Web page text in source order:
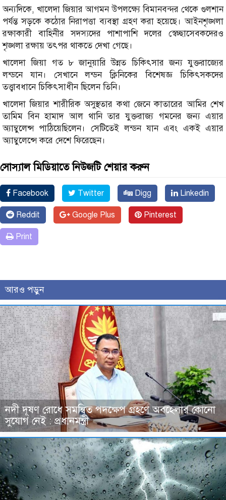
অন্যদিকে, খালেদা জিয়ার আগমন উপলক্ষ্যে বিমানবন্দর থেকে গুলশান
পর্যন্ত সড়কে কঠোর নিরাপত্তা ব্যবস্থা গ্রহণ করা হয়েছে। আইনশৃঙ্খলা
রক্ষাকারী বাহিনীর সদস্যদের পাশাপাশি দলের স্বেচ্ছাসেবকদেরও
শৃঙ্খলা রক্ষায় তৎপর থাকতে দেখা গেছে।
খালেদা জিয়া গত ৮ জানুয়ারি উন্নত চিকিৎসার জন্য যুক্তরাজ্যের
লন্ডনে যান। সেখানে লন্ডন ক্লিনিকের বিশেষজ্ঞ চিকিৎসকদের
তত্ত্বাবধানে চিকিৎসাধীন ছিলেন তিনি।
খালেদা জিয়ার শারীরিক অসুস্থতার কথা জেনে কাতারের আমির শেখ
তামিম বিন হামাদ আল থানি তার যুক্তরাজ্য গমনের জন্য এয়ার
অ্যাম্বুলেন্স পাঠিয়েছিলেন। সেটিতেই লন্ডন যান এবং একই এয়ার
অ্যাম্বুলেন্সে করে দেশে ফিরেছেন।
সোস্যাল মিডিয়াতে নিউজটি শেয়ার করুন
Facebook Twitter Digg Linkedin
Reddit Google Plus Pinterest
Print
আরও পড়ুন
নদী দূষণ রোধে সমন্বিত পদক্ষেপ গ্রহণে অবহেলার কোনো
সুযোগ নেই : প্রধানমন্ত্রী